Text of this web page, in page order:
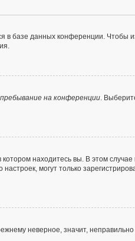
в базе данных конференции.
на конференции.
находитесь вы. В этом
могут только
неверное, значит,